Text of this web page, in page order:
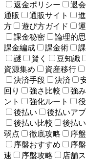
返金ポリシー
退
通販
通販サイト
方
遊び方ガイド
課金秘密
論理的
課金編成
課金術
謎
賢く 豆知識
資源集め
資産移行
決済手段
決済
回り
強さ比較 強み
ント
強化ルート
後払い
後払いア
後払い比較
後払
弱点
徹底攻略 序
序盤おすすめ
序
速
序盤攻略 店舗